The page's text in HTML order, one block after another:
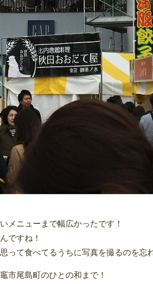
メニューまで幅広かったです！
ですね！
って食べてるうちに写真を撮るのを忘
市尾島町のひとの和まで！